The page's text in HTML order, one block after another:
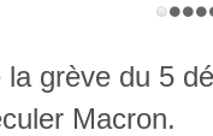
grève du 5
Macron.